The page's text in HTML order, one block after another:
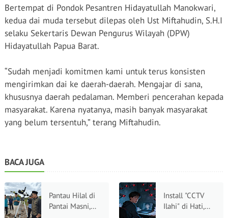
Bertempat di Pondok Pesantren Hidayatullah Manokwari,
kedua dai muda tersebut dilepas oleh Ust Miftahudin, S.H.I
selaku Sekertaris Dewan Pengurus Wilayah (DPW)
Hidayatullah Papua Barat.
“Sudah menjadi komitmen kami untuk terus konsisten
mengirimkan dai ke daerah-daerah. Mengajar di sana,
khususnya daerah pedalaman. Memberi pencerahan kepada
masyarakat. Karena nyatanya, masih banyak masyarakat
yang belum tersentuh,” terang Miftahudin.
BACA JUGA
Pantau Hilal di
Pantai Masni,
Install "CCTV
Ilahi" di Hati,